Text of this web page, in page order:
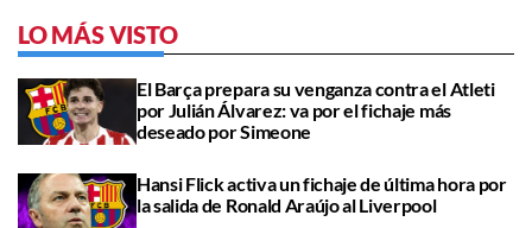
LO MÁS VISTO
El Barça prepara su venganza contra el Atleti
por Julián Álvarez: va por el fichaje más
deseado por Simeone
Hansi Flick activa un fichaje de última hora por
la salida de Ronald Araújo al Liverpool